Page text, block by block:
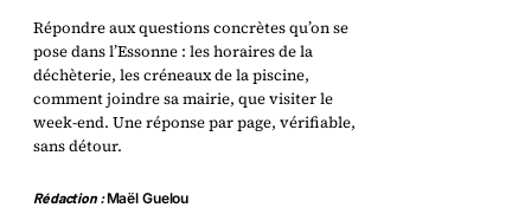
Répondre aux questions concrètes qu’on se
pose dans l’Essonne : les horaires de la
déchèterie, les créneaux de la piscine,
comment joindre sa mairie, que visiter le
week-end. Une réponse par page, vérifiable,
sans détour.
Rédaction :Maël Guelou